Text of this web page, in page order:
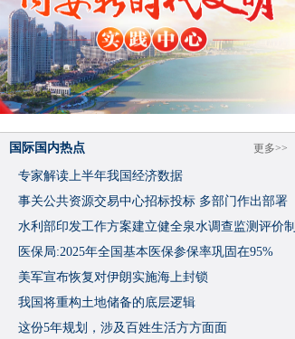
更多>>
国际国内热点
专家解读上半年我国经济数据
事关公共资源交易中心招标投标 多部门作出部署
水利部印发工作方案建立健全泉水调查监测评价制
度
医保局:2025年全国基本医保参保率巩固在95%
美军宣布恢复对伊朗实施海上封锁
我国将重构土地储备的底层逻辑
这份5年规划，涉及百姓生活方方面面